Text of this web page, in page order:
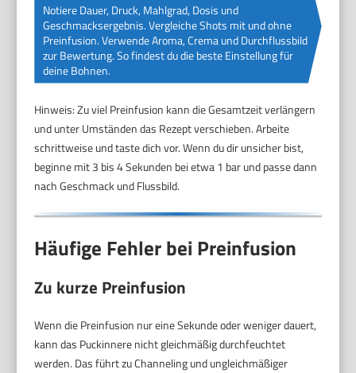
Notiere Dauer, Druck, Mahlgrad, Dosis und
Geschmacksergebnis. Vergleiche Shots mit und ohne
Preinfusion. Verwende Aroma, Crema und Durchflussbild
zur Bewertung. So findest du die beste Einstellung für
deine Bohnen.
Hinweis: Zu viel Preinfusion kann die Gesamtzeit verlängern
und unter Umständen das Rezept verschieben. Arbeite
schrittweise und taste dich vor. Wenn du dir unsicher bist,
beginne mit 3 bis 4 Sekunden bei etwa 1 bar und passe dann
nach Geschmack und Flussbild.
Häufige Fehler bei Preinfusion
Zu kurze Preinfusion
Wenn die Preinfusion nur eine Sekunde oder weniger dauert,
kann das Puckinnere nicht gleichmäßig durchfeuchtet
werden. Das führt zu Channeling und ungleichmäßiger